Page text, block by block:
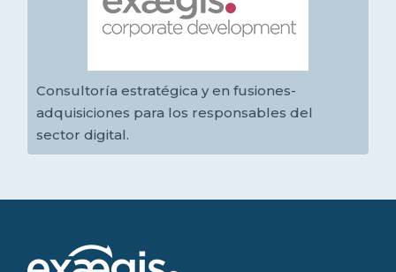
Consultoría estratégica y en fusiones-
adquisiciones para los responsables del
sector digital.